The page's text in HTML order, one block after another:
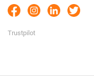
Trustpilot